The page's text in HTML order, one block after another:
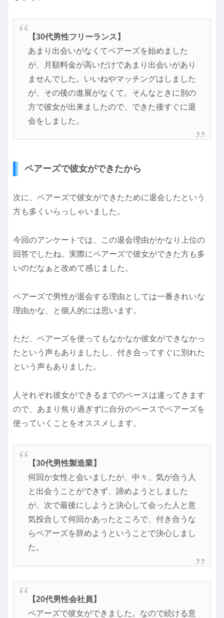
【30代男性フリーランス】
あまり出会いがなくてペアーズを始めました
が、月額料金が高いだけであまり出会いがあり
ませんでした。いいねやマッチングはしました
が、その後の進展がなくて。そんなときに別の
方で彼女が出来ましたので、できた後すぐに退
会をしました。
ペアーズで彼女ができたから
次に、ペアーズで彼女ができたために退会したという
方も多くいらっしゃいました。
今回のアンケートでは、この退会理由がかなり上位の
回答でしたね。実際にペアーズで彼女ができた方も多
いのだなぁと改めて感じました。
ペアーズで男性が退会する理由としては一番きれいな
理由かな、と個人的には思います。
ただ、ペアーズを使ってもなかなか彼女ができなかっ
たという声もありましたし、付き合ってすぐに別れた
という声もありました。
人それぞれ彼女ができるまでのペースは違ってきます
ので、あまり焦り過ぎずに自分のペースでペアーズを
使っていくことをオススメします。
【30代男性製造業】
何回か女性と会いましたが、中々、気が合う人
と出会うことができず、諦めようとしました
が、次で最後にしようと決心して会った人と意
気投合して何回かあったところで、付き合うな
らペアーズを辞めようということで決心しまし
た。
【20代男性会社員】
ペアーズで彼女ができました。なので続ける意